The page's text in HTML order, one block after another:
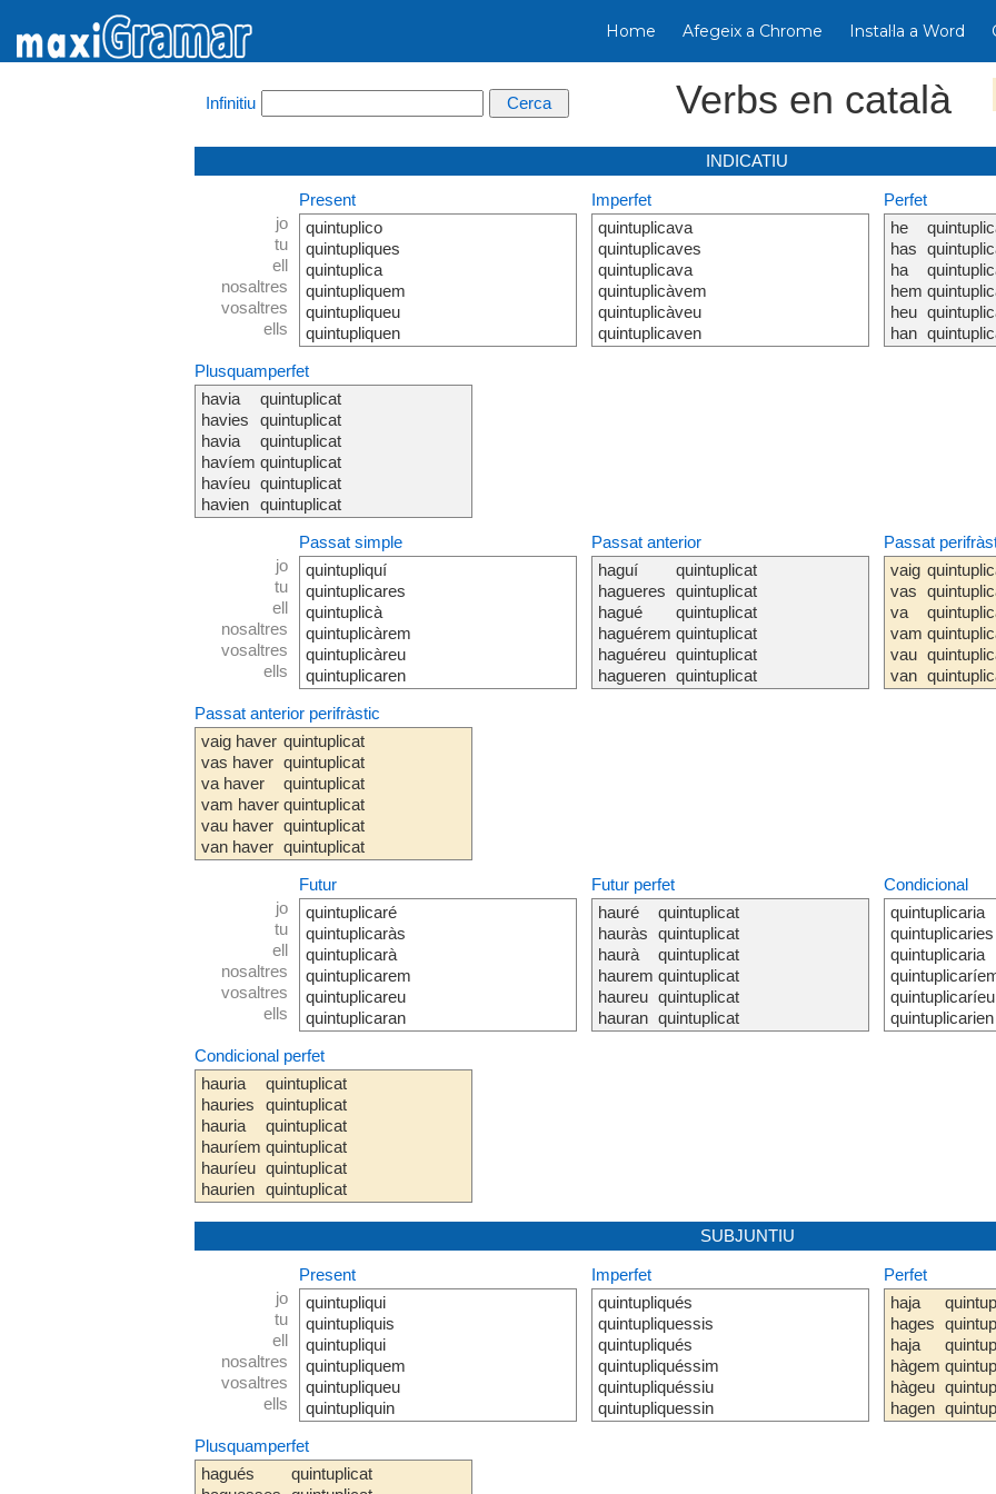
Home Afegeix a Chrome Instal·la a Word
Infinitiu Verbs en català
INDICATIU
jo
tu
ell
nosaltres
vosaltres
ells
Present
quintuplico
quintupliques
quintuplica
quintupliquem
quintupliqueu
quintupliquen
Imperfet
quintuplicava
quintuplicaves
quintuplicava
quintuplicàvem
quintuplicàveu
quintuplicaven
Perfet
he
has
ha
hem
heu
han
Plusquamperfet
havia
havies
havia
havíem
havíeu
havien
quintuplicat
quintuplicat
quintuplicat
quintuplicat
quintuplicat
quintuplicat
jo
tu
ell
nosaltres
vosaltres
ells
Passat simple
quintupliquí
quintuplicares
quintuplicà
quintuplicàrem
quintuplicàreu
quintuplicaren
Passat anterior
haguí
hagueres
hagué
haguérem
haguéreu
hagueren
quintuplicat
quintuplicat
quintuplicat
quintuplicat
quintuplicat
quintuplicat
Passat
vaig
vas
va
vam
vau
van
Passat anterior perifràstic
vaig haver
vas haver
va haver
vam haver
vau haver
van haver
quintuplicat
quintuplicat
quintuplicat
quintuplicat
quintuplicat
quintuplicat
jo
tu
ell
nosaltres
vosaltres
ells
Futur
quintuplicaré
quintuplicaràs
quintuplicarà
quintuplicarem
quintuplicareu
quintuplicaran
Futur perfet
hauré
hauràs
haurà
haurem
haureu
hauran
quintuplicat
quintuplicat
quintuplicat
quintuplicat
quintuplicat
quintuplicat
Condicional
quintuplicaria
quintuplicaries
quintuplicaria
quintuplicaríeu
quintuplicarien
Condicional perfet
hauria
hauries
hauria
hauríem
hauríeu
haurien
quintuplicat
quintuplicat
quintuplicat
quintuplicat
quintuplicat
quintuplicat
SUBJUNTIU
jo
tu
ell
nosaltres
vosaltres
ells
Present
quintupliqui
quintupliquis
quintupliqui
quintupliquem
quintupliqueu
quintupliquin
Imperfet
quintupliqués
quintupliquessis
quintupliqués
quintupliquéssim
quintupliquéssiu
quintupliquessin
Perfet
haja
hages
haja
hàgem
hàgeu
hagen
Plusquamperfet
hagués
quintuplicat